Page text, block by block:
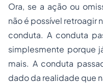
Ora, se a ação ou
não é possível retroagir
conduta. A conduta
simplesmente porque
mais. A conduta
dado da realidade que